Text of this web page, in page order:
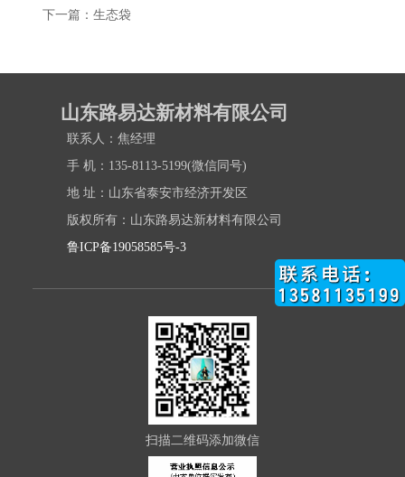
下一篇：生态袋
山东路易达新材料有限公司
联系人：焦经理
手 机：135-8113-5199(微信同号)
地 址：山东省泰安市经济开发区
版权所有：山东路易达新材料有限公司
鲁ICP备19058585号-3
扫描二维码添加微信